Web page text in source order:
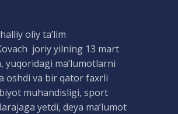
oliy ta’lim
joriy yilning 13 mart
yuqoridagi ma’lumotlarni
oshdi va bir qator faxrli
muhandisligi, sport
yetdi, deya ma’lumot